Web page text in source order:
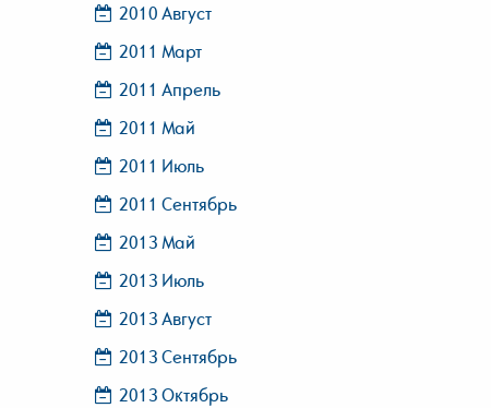
2010 Август
2011 Март
2011 Апрель
2011 Май
2011 Июль
2011 Сентябрь
2013 Май
2013 Июль
2013 Август
2013 Сентябрь
2013 Октябрь